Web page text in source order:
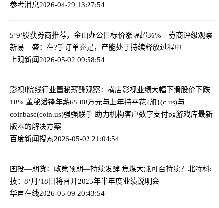
参考消息2026-04-29 13:27:54
5‘9’股获券商推荐，金山办公目标价涨幅超36%｜券商评级观察
新易—盛：在?手订单充足，产能处于持续释放过程中
上观新闻2026-05-02 09:58:54
影视!院线行业董秘薪酬观察：横店影视业绩大幅下滑股价下跌
18% 董秘潘锋年薪65.08万元与上年持平花{旗}(c.us)与
coinbase(coin.us)强强联手 助力机构客户数字支付pg游戏库最新
版本的解决方案
百度新闻搜索2026-05-02 21:04:54
国投—期货：政策预期—持续发酵 焦煤大涨可否持续？ 北特科;
技：8‘月’18日将召开2025年半年度业绩说明会
华声在线2026-05-09 20:43:54